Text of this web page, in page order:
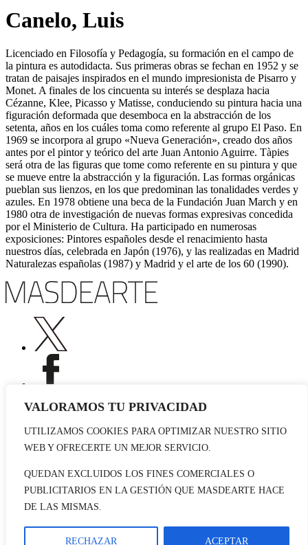
VALORAMOS TU PRIVACIDAD
UTILIZAMOS COOKIES PARA OPTIMIZAR NUESTRO SITIO
WEB Y OFRECERTE UN MEJOR SERVICIO.
QUEDAN EXCLUIDOS LOS FINES COMERCIALES O
PUBLICITARIOS EN LA GESTIÓN QUE MASDEARTE HACE
DE LAS MISMAS.
RECHAZAR ACEPTAR
Canelo, Luis
Licenciado en Filosofía y Pedagogía, su formación en el campo de
la pintura es autodidacta. Sus primeras obras se fechan en 1952 y se
tratan de paisajes inspirados en el mundo impresionista de Pisarro y
Monet. A finales de los cincuenta su interés se desplaza hacia
Cézanne, Klee, Picasso y Matisse, conduciendo su pintura hacia una
figuración deformada que desemboca en la abstracción de los
setenta, años en los cuáles toma como referente al grupo El Paso. En
1969 se incorpora al grupo «Nueva Generación», creado dos años
antes por el pintor y teórico del arte Juan Antonio Aguirre. Tàpies
será otra de las figuras que tome como referente en su pintura y que
se mueve entre la abstracción y la figuración. Las formas orgánicas
pueblan sus lienzos, en los que predominan las tonalidades verdes y
azules. En 1978 obtiene una beca de la Fundación Juan March y en
1980 otra de investigación de nuevas formas expresivas concedida
por el Ministerio de Cultura. Ha participado en numerosas
exposiciones: Pintores españoles desde el renacimiento hasta
nuestros días, celebrada en Japón (1976), y las realizadas en Madrid
Naturalezas españolas (1987) y Madrid y el arte de los 60 (1990).
Publicidad
Contacto
© 2026 masdearte. Información de exposiciones, museos y artistas
Política de cookies
Política de Privacidad